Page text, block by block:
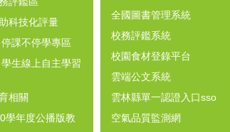
科技化評量
課不停學專區
生線上自主學習
相關
學年度公播版教
全國圖書管理系統
校務評鑑系統
校園食材登錄平台
雲端公文系統
雲林縣單一認證入口sso
空氣品質監測網